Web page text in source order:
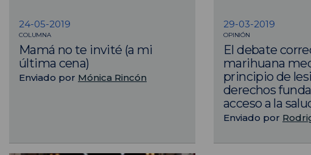
24-05-2019
COLUMNA
Mamá no te invité (a mi
última cena)
Enviado por Mónica Rincón
29-03-2019
OPINIÓN
El debate
marihuana
principio de
derechos
acceso a la
Enviado por